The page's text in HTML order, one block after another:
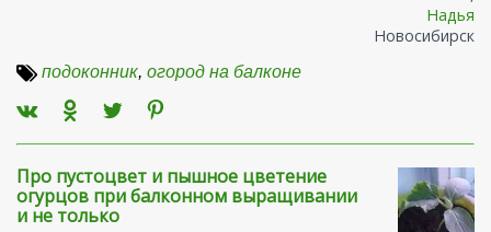
Надья
Новосибирск
подоконник, огород на балконе
Про пустоцвет и пышное цветение
огурцов при балконном выращивании
и не только